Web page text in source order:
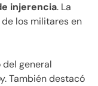
injerencia. La
los militares en
general
También destacó